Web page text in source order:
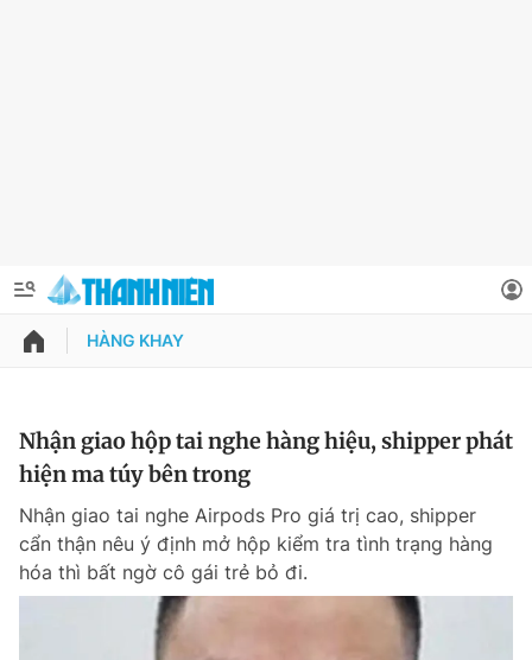
QUẢNG CÁO
Chuyên mục khác
Chào ngày mới
Thông tin tài khoản
Đổi mật khẩu
Tin đã lưu
Tin đã xem
HÀNG KHAY
Nhận giao hộp tai nghe hàng hiệu, shipper phát
hiện ma túy bên trong
Nhận giao tai nghe Airpods Pro giá trị cao, shipper
cẩn thận nêu ý định mở hộp kiểm tra tình trạng hàng
hóa thì bất ngờ cô gái trẻ bỏ đi.